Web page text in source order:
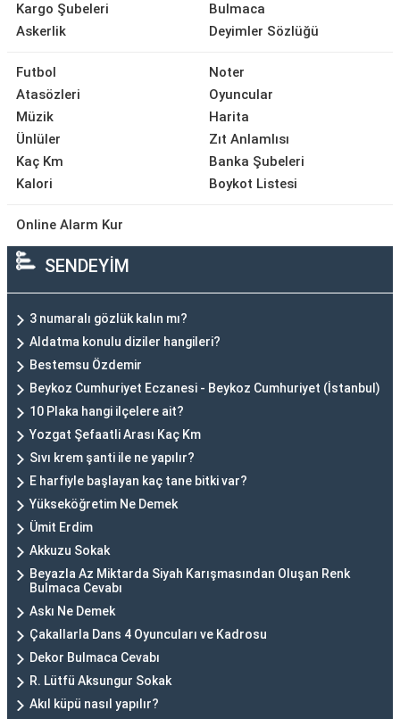
Kargo Şubeleri
Askerlik
Bulmaca
Deyimler Sözlüğü
Futbol
Atasözleri
Müzik
Ünlüler
Kaç Km
Kalori
Noter
Oyuncular
Harita
Zıt Anlamlısı
Banka Şubeleri
Boykot Listesi
Online Alarm Kur
SENDEYİM
3 numaralı gözlük kalın mı?
Aldatma konulu diziler hangileri?
Bestemsu Özdemir
Beykoz Cumhuriyet Eczanesi - Beykoz Cumhuriyet (İstanbul)
10 Plaka hangi ilçelere ait?
Yozgat Şefaatli Arası Kaç Km
Sıvı krem şanti ile ne yapılır?
E harfiyle başlayan kaç tane bitki var?
Yükseköğretim Ne Demek
Ümit Erdim
Akkuzu Sokak
Beyazla Az Miktarda Siyah Karışmasından Oluşan Renk
Bulmaca Cevabı
Askı Ne Demek
Çakallarla Dans 4 Oyuncuları ve Kadrosu
Dekor Bulmaca Cevabı
R. Lütfü Aksungur Sokak
Akıl küpü nasıl yapılır?